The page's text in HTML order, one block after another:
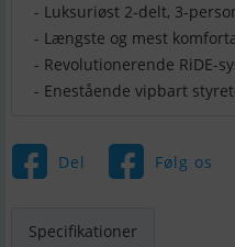
- Luksuriøst 2-delt, 3-
- Længste og mest
- Revolutionerende RiDE-
- Enestående vipbart
Del Følg os
Specifikationer